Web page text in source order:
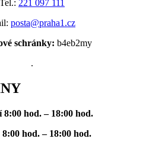
Tel.: 221 097 111
posta@praha1.cz
schránky: b4eb2my
.
8:00 hod. – 18:00 hod.
8:00 hod. – 18:00 hod.